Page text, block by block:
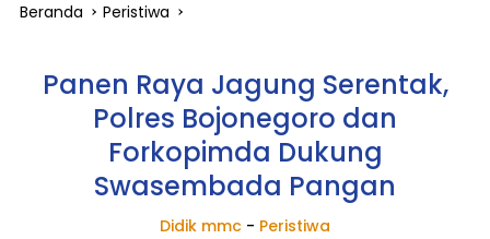
Beranda Peristiwa
Panen Raya Jagung Serentak,
Polres Bojonegoro dan
Forkopimda Dukung
Swasembada Pangan
Didik mmc - Peristiwa